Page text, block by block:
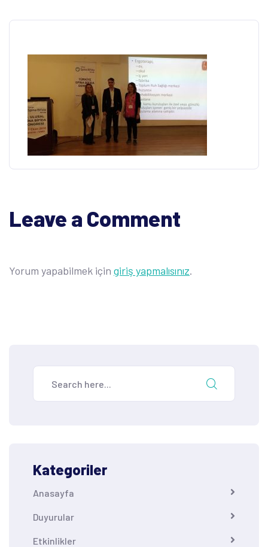
Leave a Comment
Yorum yapabilmek için giriş yapmalısınız.
Kategoriler
Anasayfa
Duyurular
Etkinlikler